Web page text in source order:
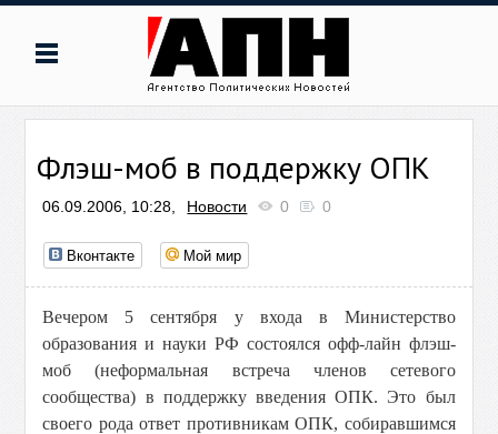
Флэш-моб в поддержку ОПК
06.09.2006, 10:28, Новости 0 0
Вконтакте Мой мир
Вечером 5 сентября у входа в Министерство
образования и науки РФ состоялся офф-лайн флэш-
моб (неформальная встреча членов сетевого
сообщества) в поддержку введения ОПК. Это был
своего рода ответ противникам ОПК, собиравшимся